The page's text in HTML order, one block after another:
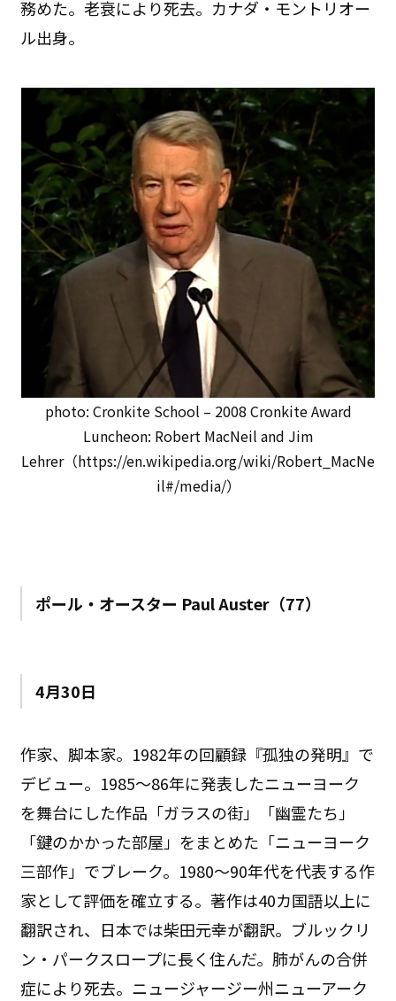
務めた。老衰により死去。カナダ・モントリオー
ル出身。
photo: Cronkite School – 2008 Cronkite Award
Luncheon: Robert MacNeil and Jim
Lehrer（https://en.wikipedia.org/wiki/Robert_MacNe
il#/media/）
ポール・オースター Paul Auster（77）
4月30日
作家、脚本家。1982年の回顧録『孤独の発明』で
デビュー。1985～86年に発表したニューヨーク
を舞台にした作品「ガラスの街」「幽霊たち」
「鍵のかかった部屋」をまとめた「ニューヨーク
三部作」でブレーク。1980～90年代を代表する作
家として評価を確立する。著作は40カ国語以上に
翻訳され、日本では柴田元幸が翻訳。ブルックリ
ン・パークスロープに長く住んだ。肺がんの合併
症により死去。ニュージャージー州ニューアーク